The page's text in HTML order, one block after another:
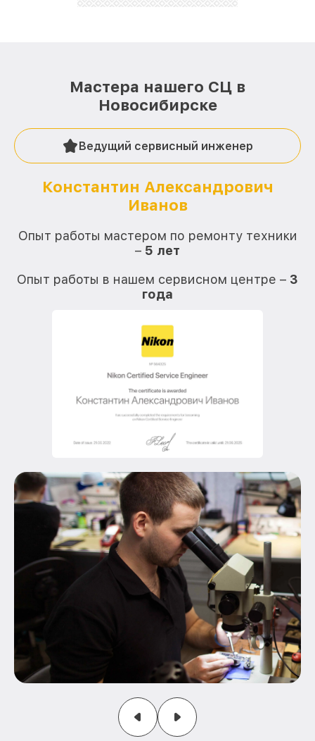
Мастера нашего СЦ в
Новосибирске
Ведущий сервисный инженер
Константин Александрович
Иванов
Опыт работы мастером по ремонту техники
– 5 лет
Опыт работы в нашем сервисном центре – 3
года